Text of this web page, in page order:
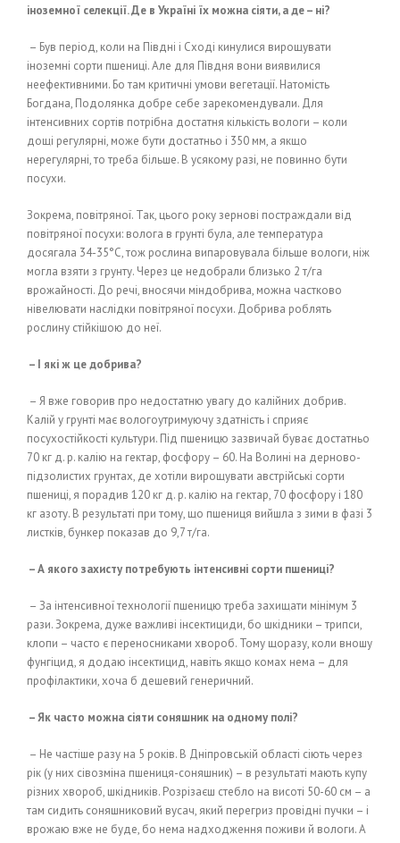
іноземної селекції. Де в Україні їх можна сіяти, а де – ні?
– Був період, коли на Півдні і Сході кинулися вирощувати
іноземні сорти пшениці. Але для Півдня вони виявилися
неефективними. Бо там критичні умови вегетації. Натомість
Богдана, Подолянка добре себе зарекомендували. Для
інтенсивних сортів потрібна достатня кількість вологи – коли
дощі регулярні, може бути достатньо і 350 мм, а якщо
нерегулярні, то треба більше. В усякому разі, не повинно бути
посухи.
Зокрема, повітряної. Так, цього року зернові постраждали від
повітряної посухи: волога в грунті була, але температура
досягала 34-35°С, тож рослина випаровувала більше вологи, ніж
могла взяти з грунту. Через це недобрали близько 2 т/га
врожайності. До речі, вносячи міндобрива, можна частково
нівелювати наслідки повітряної посухи. Добрива роблять
рослину стійкішою до неї.
– І які ж це добрива?
– Я вже говорив про недостатню увагу до калійних добрив.
Калій у грунті має вологоутримуючу здатність і сприяє
посухостійкості культури. Під пшеницю зазвичай буває достатньо
70 кг д. р. калію на гектар, фосфору – 60. На Волині на дерново-
підзолистих грунтах, де хотіли вирощувати австрійські сорти
пшениці, я порадив 120 кг д. р. калію на гектар, 70 фосфору і 180
кг азоту. В результаті при тому, що пшениця вийшла з зими в фазі 3
листків, бункер показав до 9,7 т/га.
– А якого захисту потребують інтенсивні сорти пшениці?
– За інтенсивної технології пшеницю треба захищати мінімум 3
рази. Зокрема, дуже важливі інсектициди, бо шкідники – трипси,
клопи – часто є переносниками хвороб. Тому щоразу, коли вношу
фунгіцид, я додаю інсектицид, навіть якщо комах нема – для
профілактики, хоча б дешевий генеричний.
– Як часто можна сіяти соняшник на одному полі?
– Не частіше разу на 5 років. В Дніпровській області сіють через
рік (у них сівозміна пшениця-соняшник) – в результаті мають купу
різних хвороб, шкідників. Розрізаєш стебло на висоті 50-60 см – а
там сидить соняшниковий вусач, який перегриз провідні пучки – і
врожаю вже не буде, бо нема надходження поживи й вологи. А